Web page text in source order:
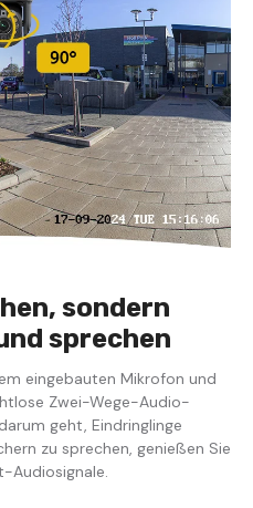
sondern
sprechen
eingebauten Mikrofon und
Zwei-Wege-Audio-
geht, Eindringlinge
zu sprechen, genießen Sie
Audiosignale.